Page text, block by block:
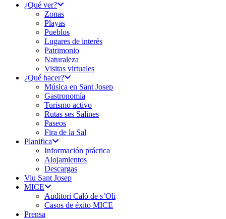
¿Qué ver?
Zonas
Playas
Pueblos
Lugares de interés
Patrimonio
Naturaleza
Visitas virtuales
¿Qué hacer?
Música en Sant Josep
Gastronomía
Turismo activo
Rutas ses Salines
Paseos
Fira de la Sal
Planifica
Información práctica
Alojamientos
Descargas
Viu Sant Josep
MICE
Auditori Caló de s’Oli
Casos de éxito MICE
Prensa